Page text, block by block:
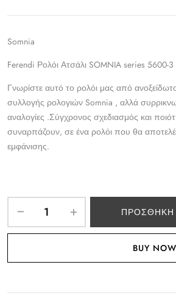
Somnia
Ferendi Ρολόι Ατσάλι SOMNIA series 5600-3
Γνωρίστε αυτό το ρολόι μας από
συλλογής ρολογιών Somnia , αλλά
αναλογίες .Σύγχρονος σχεδιασμός και
συναρπάζουν, σε ένα ρολόι που θα
εμφάνισης.
ΠΡΟΣΘΉΚΗ
BUY NOW